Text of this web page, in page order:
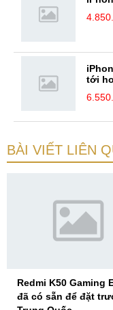
tới
BÀI VIẾT LIÊN
Redmi K50 Gaming
đã có sẵn để đặt